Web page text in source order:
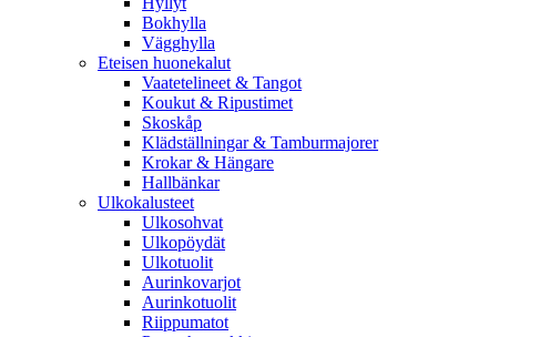
Bokhylla
Vägghylla
Eteisen huonekalut
Vaatetelineet & Tangot
Koukut & Ripustimet
Skoskåp
Klädställningar & Tamburmajorer
Krokar & Hängare
Hallbänkar
Ulkokalusteet
Ulkosohvat
Ulkopöydät
Ulkotuolit
Aurinkovarjot
Aurinkotuolit
Riippumatot